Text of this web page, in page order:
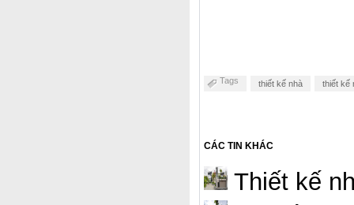
Tags thiết kế nhà thiết kế
CÁC TIN KHÁC
Thiết kế